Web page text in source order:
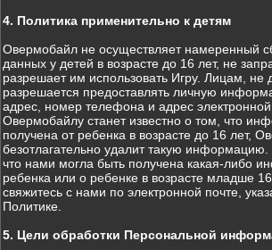
4. Политика применительно к детям
Овермобайл не осуществляет намеренный
данных у детей в возрасте до 16 лет, не
разрешает им использовать Игру. Лицам, не
разрешается предоставлять личную
адрес, номер телефона и адрес
Овермобайлу станет известно о том, что
получена от ребенка в возрасте до 16 лет,
безотлагательно удалит такую информацию.
что нами могла быть получена какая-либо
ребенка или о ребенке в возрасте младше 16
свяжитесь с нами по электронной почте,
Политике.
5. Цели обработки Персональной